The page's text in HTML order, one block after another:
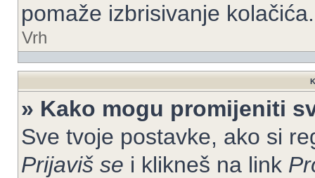
pomaže izbrisivanje kolačića.
Vrh
» Kako mogu promijeniti
Sve tvoje postavke, ako si
Prijaviš se i klikneš na link